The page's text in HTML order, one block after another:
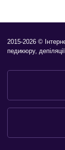
2015-2026 ©
педикюру,